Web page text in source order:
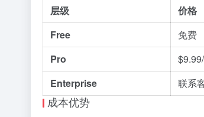
层级 价格
Free
免费
Pro
Enterprise
联系
成本优势